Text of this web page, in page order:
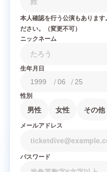
本人確認を行う公演もありま
ださい。（変更不可）
ニックネーム
生年月日
/ /
性別
男性 女性 その他
メールアドレス
パスワード